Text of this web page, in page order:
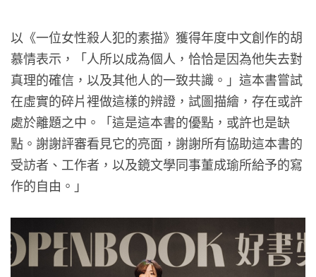
以《一位女性殺人犯的素描》獲得年度中文創作的胡
慕情表示，「人所以成為個人，恰恰是因為他失去對
真理的確信，以及其他人的一致共識。」這本書嘗試
在虛實的碎片裡做這樣的辨證，試圖描繪，存在或許
處於離題之中。「這是這本書的優點，或許也是缺
點。謝謝評審看見它的亮面，謝謝所有協助這本書的
受訪者、工作者，以及鏡文學同事董成瑜所給予的寫
作的自由。」